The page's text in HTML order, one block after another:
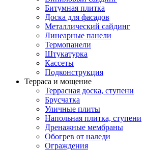
Битумная плитка
Доска для фасадов
Металлический сайдинг
Линеарные панели
Термопанели
Штукатурка
Кассеты
Подконструкция
Терраса и мощение
Террасная доска, ступени
Брусчатка
Уличные плиты
Напольная плитка, ступени
Дренажные мембраны
Обогрев от наледи
Ограждения